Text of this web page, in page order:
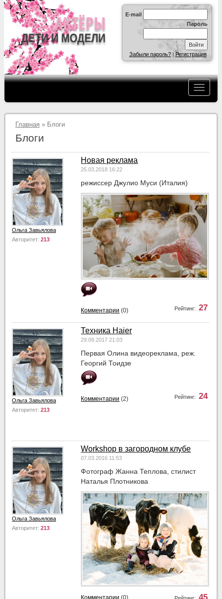
E-mail
Пароль
Забыли пароль?|Регистрация
Главная » Блоги
Блоги
Ольга Завьялова
Авторитет: 213
Новая реклама
25.03.2018 16:22
режиссер Джулио Муси (Италия)
Комментарии (0) Рейтинг: 27
Ольга Завьялова
Авторитет: 213
Техника Haier
29.09.2017 21:03
Первая Олина видеореклама, реж.
Георгий Тоидзе
Комментарии (2) Рейтинг: 24
Ольга Завьялова
Авторитет: 213
Workshop в загородном клубе
07.03.2016 11:53
Фотограф Жанна Теплова, стилист
Наталья Плотникова
Комментарии (0)